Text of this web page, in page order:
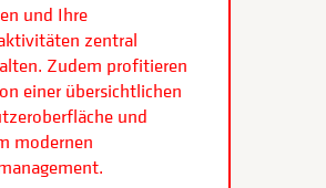
und Ihre
zentral
Zudem profitieren
einer übersichtlichen
und
modernen